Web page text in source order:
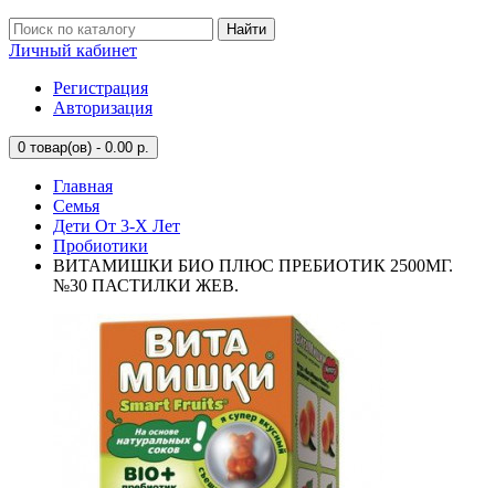
Найти
Личный кабинет
Регистрация
Авторизация
0 товар(ов) - 0.00 р.
Главная
Семья
Дети От 3-Х Лет
Пробиотики
ВИТАМИШКИ БИО ПЛЮС ПРЕБИОТИК 2500МГ.
№30 ПАСТИЛКИ ЖЕВ.